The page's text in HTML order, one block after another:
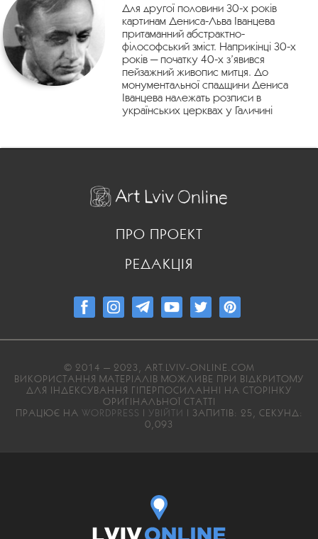
Для другої половини 30-х років
картинам Дениса-Льва Іванцева
притаманний абстрактно-
філософський зміст. Наприкінці 30-х
років — початку 40-х з’явився
пейзажний живопис митця. До
монументальної спадщини Дениса
Іванцева належать розписи в
українських церквах у Галичині
ПРО ПРОЕКТ
РЕДАКЦІЯ
© 2014 — 2023, ART.LVIV-ONLINE.COM
ВИКОРИСТАННЯ МАТЕРІАЛІВ МОЖЛИВЕ ПРИ ВІДКРИТОМУ
ДЛЯ ІНДЕКСУВАННЯ ГІПЕРПОСИЛАННІ НА СТОРІНКУ
ОРИГІНАЛЬНОЇ СТАТТІ
ПРАЦЮЄ НА WORDPRESS | УВІЙТИ | ЗАПИТІВ: 25, СЕКУНД:
0,093